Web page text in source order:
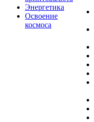
Энергетика
Освоение
космоса